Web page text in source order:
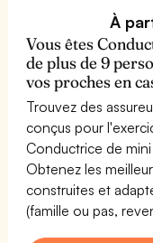
À
Vous êtes
de plus de 9
vos proches en
Trouvez des
conçus pour
Conductrice de
Obtenez les
construites et
(famille ou pas,